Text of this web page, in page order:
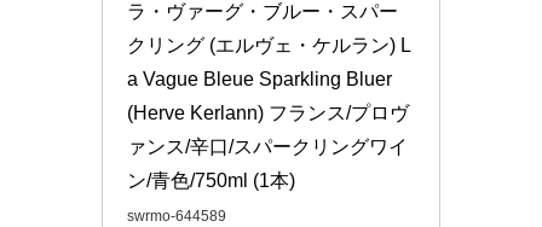
ラ・ヴァーグ・ブルー・スパー
クリング (エルヴェ・ケルラン) L
a Vague Bleue Sparkling Bluer
(Herve Kerlann) フランス/プロヴ
ァンス/辛口/スパークリングワイ
ン/青色/750ml (1本)
swrmo-644589